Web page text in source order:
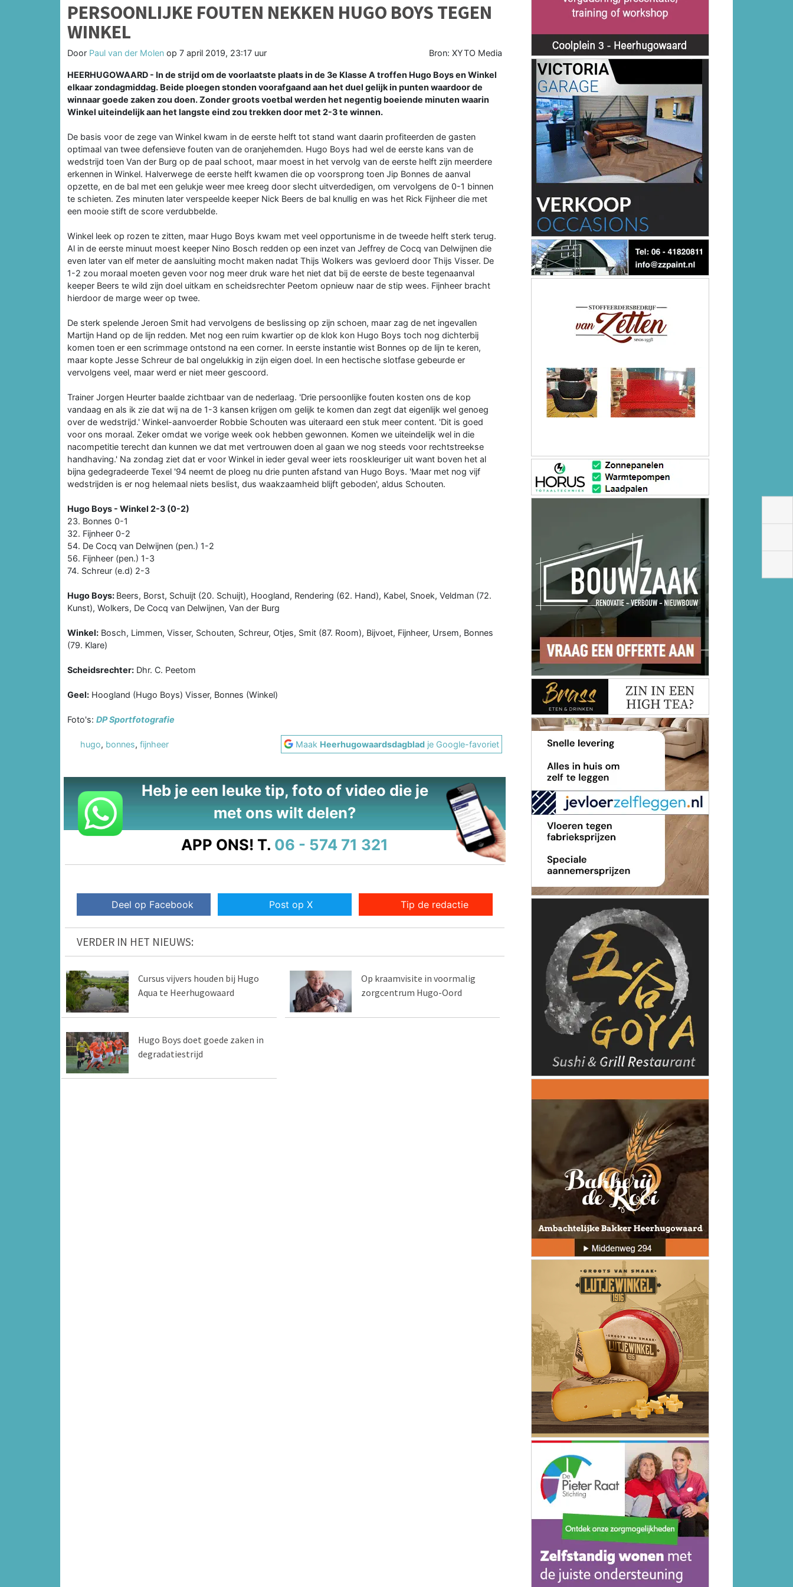
PERSOONLIJKE FOUTEN NEKKEN HUGO BOYS TEGEN
WINKEL
Door Paul van der Molen op 7 april 2019, 23:17 uur Bron: XYTO Media
HEERHUGOWAARD - In de strijd om de voorlaatste plaats in de 3e Klasse A troffen Hugo Boys en Winkel
elkaar zondagmiddag. Beide ploegen stonden voorafgaand aan het duel gelijk in punten waardoor de
winnaar goede zaken zou doen. Zonder groots voetbal werden het negentig boeiende minuten waarin
Winkel uiteindelijk aan het langste eind zou trekken door met 2-3 te winnen.
De basis voor de zege van Winkel kwam in de eerste helft tot stand want daarin profiteerden de gasten
optimaal van twee defensieve fouten van de oranjehemden. Hugo Boys had wel de eerste kans van de
wedstrijd toen Van der Burg op de paal schoot, maar moest in het vervolg van de eerste helft zijn meerdere
erkennen in Winkel. Halverwege de eerste helft kwamen die op voorsprong toen Jip Bonnes de aanval
opzette, en de bal met een gelukje weer mee kreeg door slecht uitverdedigen, om vervolgens de 0-1 binnen
te schieten. Zes minuten later verspeelde keeper Nick Beers de bal knullig en was het Rick Fijnheer die met
een mooie stift de score verdubbelde.
Winkel leek op rozen te zitten, maar Hugo Boys kwam met veel opportunisme in de tweede helft sterk terug.
Al in de eerste minuut moest keeper Nino Bosch redden op een inzet van Jeffrey de Cocq van Delwijnen die
even later van elf meter de aansluiting mocht maken nadat Thijs Wolkers was gevloerd door Thijs Visser. De
1-2 zou moraal moeten geven voor nog meer druk ware het niet dat bij de eerste de beste tegenaanval
keeper Beers te wild zijn doel uitkam en scheidsrechter Peetom opnieuw naar de stip wees. Fijnheer bracht
hierdoor de marge weer op twee.
De sterk spelende Jeroen Smit had vervolgens de beslissing op zijn schoen, maar zag de net ingevallen
Martijn Hand op de lijn redden. Met nog een ruim kwartier op de klok kon Hugo Boys toch nog dichterbij
komen toen er een scrimmage ontstond na een corner. In eerste instantie wist Bonnes op de lijn te keren,
maar kopte Jesse Schreur de bal ongelukkig in zijn eigen doel. In een hectische slotfase gebeurde er
vervolgens veel, maar werd er niet meer gescoord.
Trainer Jorgen Heurter baalde zichtbaar van de nederlaag. 'Drie persoonlijke fouten kosten ons de kop
vandaag en als ik zie dat wij na de 1-3 kansen krijgen om gelijk te komen dan zegt dat eigenlijk wel genoeg
over de wedstrijd.' Winkel-aanvoerder Robbie Schouten was uiteraard een stuk meer content. 'Dit is goed
voor ons moraal. Zeker omdat we vorige week ook hebben gewonnen. Komen we uiteindelijk wel in die
nacompetitie terecht dan kunnen we dat met vertrouwen doen al gaan we nog steeds voor rechtstreekse
handhaving.' Na zondag ziet dat er voor Winkel in ieder geval weer iets rooskleuriger uit want boven het al
bijna gedegradeerde Texel '94 neemt de ploeg nu drie punten afstand van Hugo Boys. 'Maar met nog vijf
wedstrijden is er nog helemaal niets beslist, dus waakzaamheid blijft geboden', aldus Schouten.
Hugo Boys - Winkel 2-3 (0-2)
23. Bonnes 0-1
32. Fijnheer 0-2
54. De Cocq van Delwijnen (pen.) 1-2
56. Fijnheer (pen.) 1-3
74. Schreur (e.d) 2-3
Hugo Boys: Beers, Borst, Schuijt (20. Schuijt), Hoogland, Rendering (62. Hand), Kabel, Snoek, Veldman (72.
Kunst), Wolkers, De Cocq van Delwijnen, Van der Burg
Winkel: Bosch, Limmen, Visser, Schouten, Schreur, Otjes, Smit (87. Room), Bijvoet, Fijnheer, Ursem, Bonnes
(79. Klare)
Scheidsrechter: Dhr. C. Peetom
Geel: Hoogland (Hugo Boys) Visser, Bonnes (Winkel)
Foto's: DP Sportfotografie
hugo, bonnes, fijnheer Maak Heerhugowaardsdagblad je Google-favoriet
Heb je een leuke tip, foto of video die je
met ons wilt delen?
APP ONS! T. 06 - 574 71 321
Deel op Facebook Post op X Tip de redactie
VERDER IN HET NIEUWS:
Cursus vijvers houden bij Hugo
Aqua te Heerhugowaard
Op kraamvisite in voormalig
zorgcentrum Hugo-Oord
Hugo Boys doet goede zaken in
degradatiestrijd